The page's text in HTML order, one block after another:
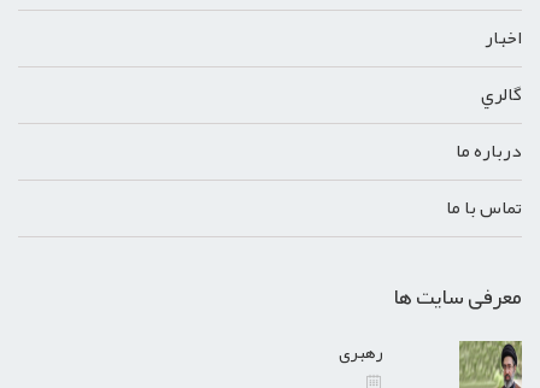
اخبار
گالري
درباره ما
تماس با ما
معرفی سایت ها
رهبری